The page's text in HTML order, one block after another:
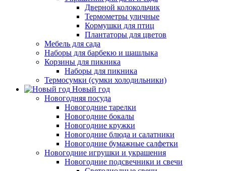
Дверной колокольчик
Термометры уличные
Кормушки для птиц
Плантаторы для цветов
Мебель для сада
Наборы для барбекю и шашлыка
Корзины для пикника
Наборы для пикника
Термосумки (сумки холодильники)
Новый год
Новогодняя посуда
Новогодние тарелки
Новогодние бокалы
Новогодние кружки
Новогодние блюда и салатники
Новогодние бумажные салфетки
Новогодние игрушки и украшения
Новогодние подсвечники и свечи